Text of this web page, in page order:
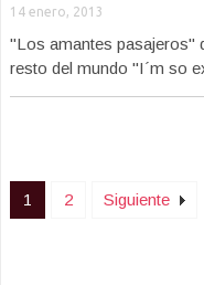
14 enero, 2013
"Los amantes pasajeros"
resto del mundo "I´m so
1 2 Siguiente